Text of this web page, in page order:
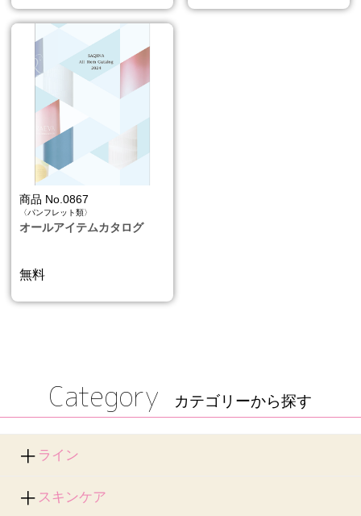
SHOP お知らせ
サキナビューティーラウンジ一覧
サポート
個人情報保護方針
特定商取引法に基づく表示
商品 No.0867
〈パンフレット類〉
オールアイテムカタログ
無料
Category カテゴリーから探す
ライン
スキンケア